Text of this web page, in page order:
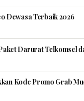
Dewasa Terbaik 2026
Darurat Telkomsel
Kode Promo Grab